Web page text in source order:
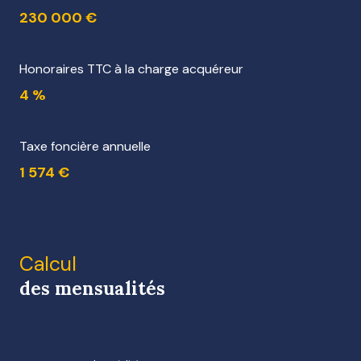
230 000 €
Honoraires TTC à la charge acquéreur
4 %
Taxe foncière annuelle
1 574 €
Calcul
des mensualités